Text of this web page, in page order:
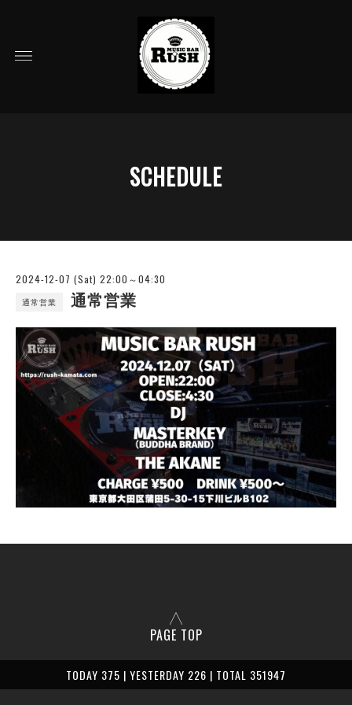
SCHEDULE
2024-12-07 (Sat) 22:00～04:30
通常営業 通常営業
PAGE TOP
TODAY 375 | YESTERDAY 226 | TOTAL 351947